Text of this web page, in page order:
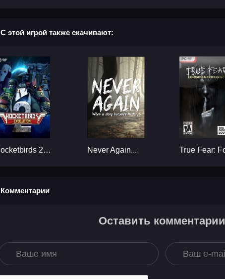
С этой игрой также скачивают:
Rocketbirds 2: Evolution... Never Again...
Комментарии
Оставить комментарии